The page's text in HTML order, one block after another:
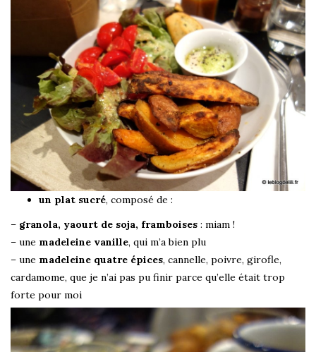
un plat sucré, composé de :
– granola, yaourt de soja, framboises : miam !
– une madeleine vanille, qui m’a bien plu
– une madeleine quatre épices, cannelle, poivre, girofle,
cardamome, que je n’ai pas pu finir parce qu’elle était trop
forte pour moi